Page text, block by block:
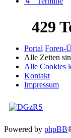
Portal Foren-
Alle Zeiten
Alle Cookies
Kontakt
Impressum
Powered by phpBB